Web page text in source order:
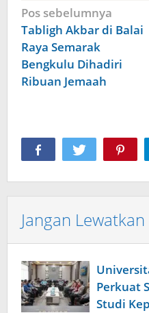
Navigasi
pos
Pos sebelumnya
Tabligh Akbar di Balai
Raya Semarak
Bengkulu Dihadiri
Ribuan Jemaah
Jangan Lewatkan
Perkuat
Studi